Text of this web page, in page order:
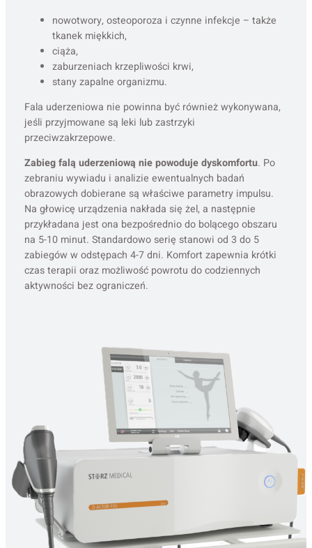
nowotwory, osteoporoza i czynne infekcje – także
tkanek miękkich,
ciąża,
zaburzeniach krzepliwości krwi,
stany zapalne organizmu.
Fala uderzeniowa nie powinna być również wykonywana,
jeśli przyjmowane są leki lub zastrzyki
przeciwzakrzepowe.
Zabieg falą uderzeniową nie powoduje dyskomfortu. Po
zebraniu wywiadu i analizie ewentualnych badań
obrazowych dobierane są właściwe parametry impulsu.
Na głowicę urządzenia nakłada się żel, a następnie
przykładana jest ona bezpośrednio do bolącego obszaru
na 5-10 minut. Standardowo serię stanowi od 3 do 5
zabiegów w odstępach 4-7 dni. Komfort zapewnia krótki
czas terapii oraz możliwość powrotu do codziennych
aktywności bez ograniczeń.